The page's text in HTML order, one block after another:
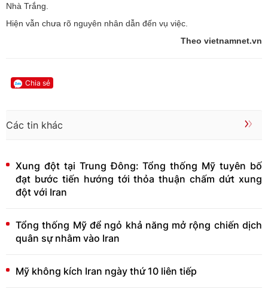
Nhà Trắng.
Hiện vẫn chưa rõ nguyên nhân dẫn đến vụ việc.
Theo vietnamnet.vn
Chia sẻ
Các tin khác
Xung đột tại Trung Đông: Tổng thống Mỹ tuyên bố
đạt bước tiến hướng tới thỏa thuận chấm dứt xung
đột với Iran
Tổng thống Mỹ để ngỏ khả năng mở rộng chiến dịch
quân sự nhằm vào Iran
Mỹ không kích Iran ngày thứ 10 liên tiếp